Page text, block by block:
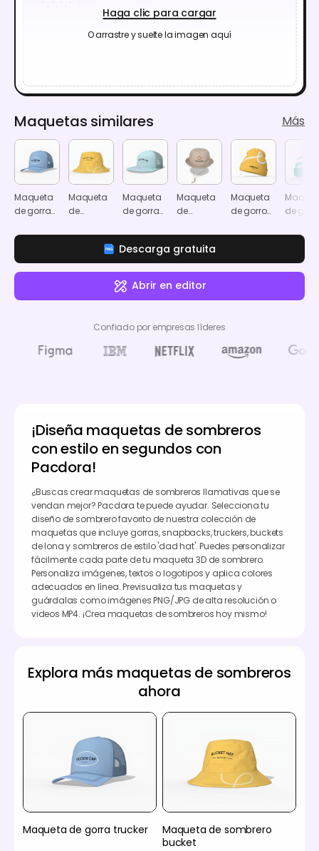
Haga clic para cargar
O arrastre y suelte la imagen aquí
Maquetas similares Más
Maqueta
de gorra
Maqueta
de
bucket
Maqueta
de gorra
con
correa
trasera de
hebilla
metálica
Maqueta
de
bucket de
lona
Maqueta
de gorro
invierno
de
invierno
Descarga gratuita
Abrir en editor
Confiado por empresas líderes
¡Diseña maquetas de sombreros
con estilo en segundos con
Pacdora!
¿Buscas crear maquetas de sombreros llamativas que se
vendan mejor? Pacdora te puede ayudar. Selecciona tu
diseño de sombrero favorito de nuestra colección de
maquetas que incluye gorras, snapbacks, truckers, buckets
de lona y sombreros de estilo 'dad hat'. Puedes personalizar
fácilmente cada parte de tu maqueta 3D de sombrero.
Personaliza imágenes, textos o logotipos y aplica colores
adecuados en línea. Previsualiza tus maquetas y
guárdalas como imágenes PNG/JPG de alta resolución o
videos MP4. ¡Crea maquetas de sombreros hoy mismo!
Explora más maquetas de sombreros
ahora
Maqueta de gorra trucker
Maqueta de sombrero
bucket